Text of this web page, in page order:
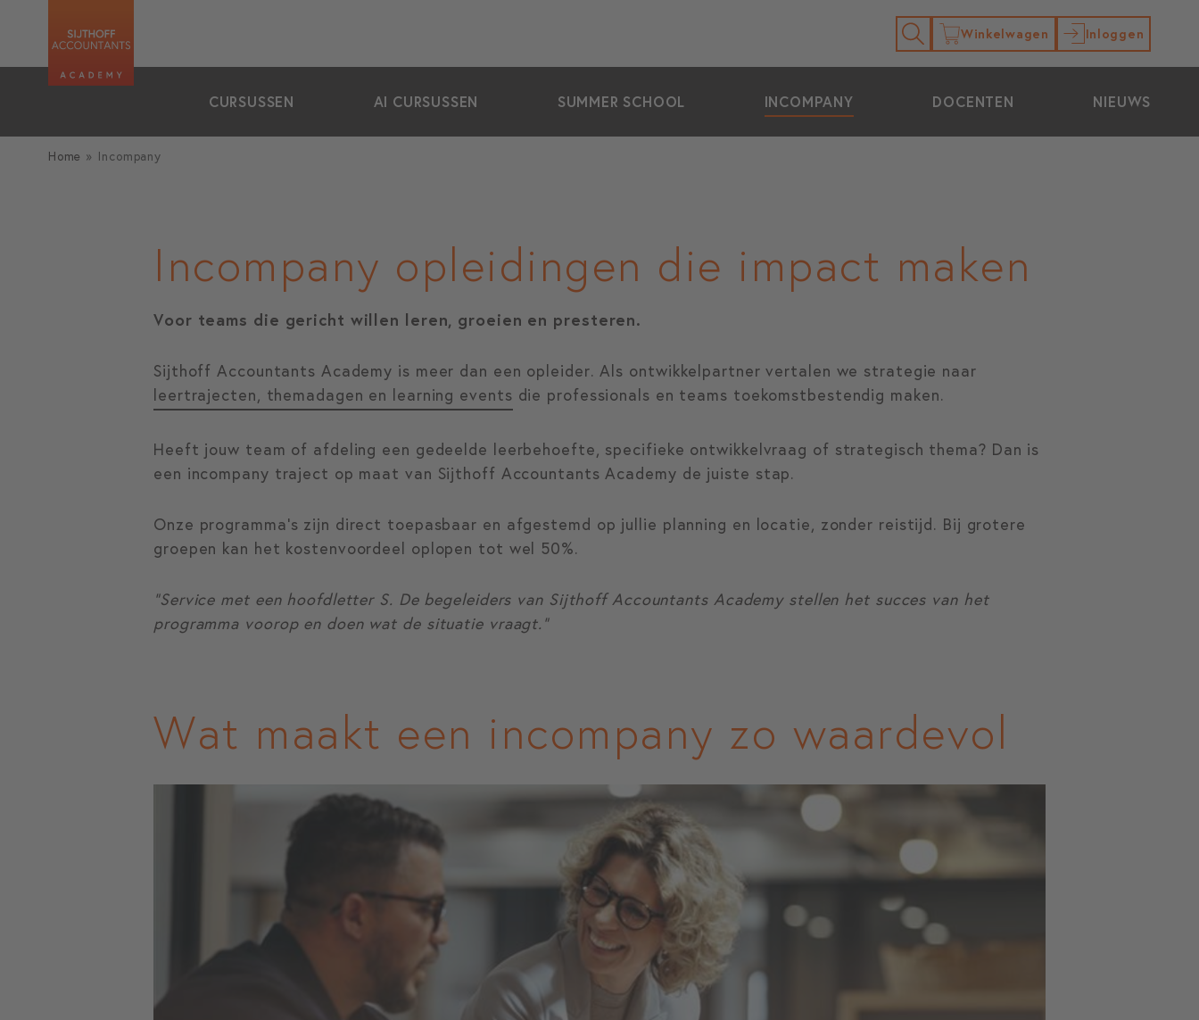
Winkelwagen Inloggen
CURSUSSEN AI CURSUSSEN SUMMER SCHOOL INCOMPANY DOCENTEN NIEUWS
Home » Incompany
Incompany opleidingen die impact maken
Voor teams die gericht willen leren, groeien en presteren.
Sijthoff Accountants Academy is meer dan een opleider. Als ontwikkelpartner vertalen we strategie naar
leertrajecten, themadagen en learning events die professionals en teams toekomstbestendig maken.
Heeft jouw team of afdeling een gedeelde leerbehoefte, specifieke ontwikkelvraag of strategisch thema? Dan is
een incompany traject op maat van Sijthoff Accountants Academy de juiste stap.
Onze programma’s zijn direct toepasbaar en afgestemd op jullie planning en locatie, zonder reistijd. Bij grotere
groepen kan het kostenvoordeel oplopen tot wel 50%.
“Service met een hoofdletter S. De begeleiders van Sijthoff Accountants Academy stellen het succes van het
programma voorop en doen wat de situatie vraagt.”
Wat maakt een incompany zo waardevol